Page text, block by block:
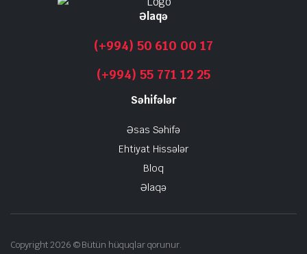
Əlaqə
(+994) 50 610 00 17
(+994) 55 771 12 25
Səhifələr
Əsas Səhifə
Ehtiyat Hissələr
Bloq
Əlaqə
Copyright 2026 © Bütün hüquqlar qorunur.